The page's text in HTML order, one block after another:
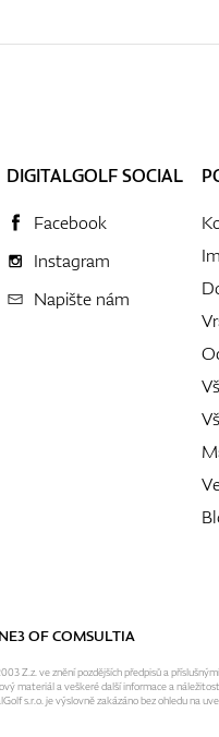
DIGITALGOLF SOCIAL
Facebook
Instagram
Napište nám
OFCOMSULTIA
Z.z. ve znění pozdějších předpisů a
materiál a veškeré další informace a
s.r.o. je výslovně zakázáno bez ohledu na